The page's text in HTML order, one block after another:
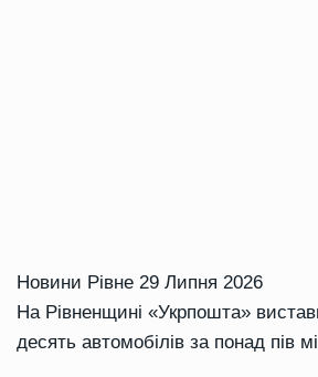
Новини Рівне 29 Липня 2026
На Рівненщині «Укрпошта»
десять автомобілів за понад пів